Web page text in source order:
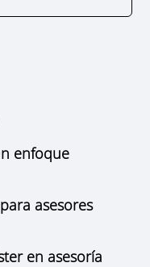
enfoque
asesores
en asesoría